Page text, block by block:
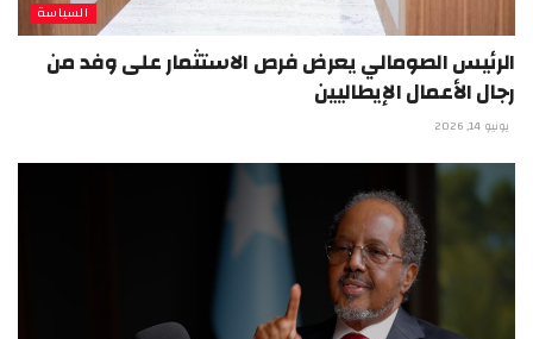
السياسة
الرئيس الصومالي يعرض فرص الاستثمار على وفد من
رجال الأعمال الإيطاليين
يونيو 14, 2026